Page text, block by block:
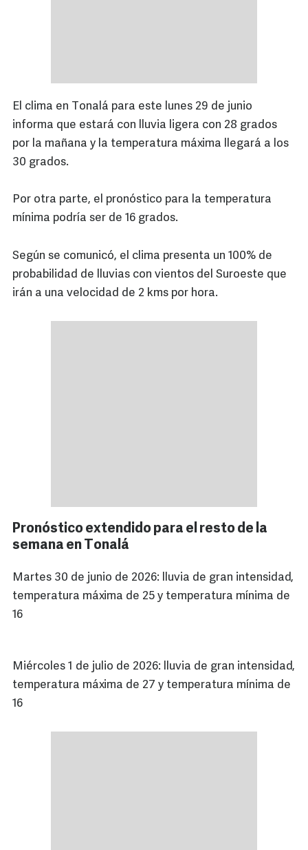
El clima en Tonalá para este lunes 29 de junio
informa que estará con lluvia ligera con 28 grados
por la mañana y la temperatura máxima llegará a los
30 grados.
Por otra parte, el pronóstico para la temperatura
mínima podría ser de 16 grados.
Según se comunicó, el clima presenta un 100% de
probabilidad de lluvias con vientos del Suroeste que
irán a una velocidad de 2 kms por hora.
Pronóstico extendido para el resto de la
semana en Tonalá
Martes 30 de junio de 2026: lluvia de gran intensidad,
temperatura máxima de 25 y temperatura mínima de
16
Miércoles 1 de julio de 2026: lluvia de gran intensidad,
temperatura máxima de 27 y temperatura mínima de
16